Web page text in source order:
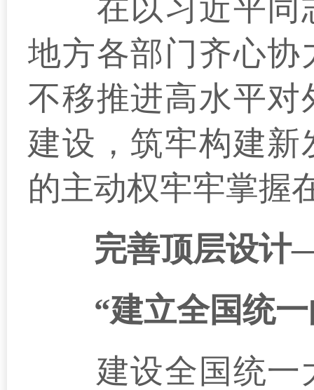
在以习近平同
地方各部门齐心
不移推进高水平
建设，筑牢构建
的主动权牢牢掌握
完善顶层设
“建立全国统一
建设全国统一